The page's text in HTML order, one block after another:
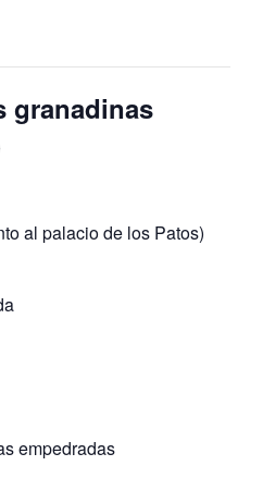
granadinas
al palacio de los Patos)
empedradas